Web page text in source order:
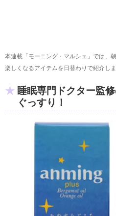
本連載「モーニング・マルシェ」では、
楽しくなるアイテムを日替わりで紹介しま
睡眠専門ドクター監
ぐっすり！